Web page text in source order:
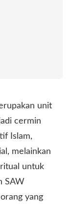
unit
cermin
Islam,
melainkan
untuk
SAW
yang